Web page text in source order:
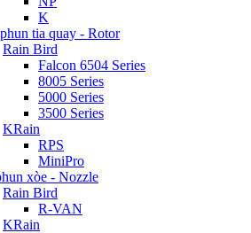
K
tia quay - Rotor
Rain Bird
Falcon 6504 Series
8005 Series
5000 Series
3500 Series
KRain
RPS
MiniPro
xòe - Nozzle
Rain Bird
R-VAN
KRain